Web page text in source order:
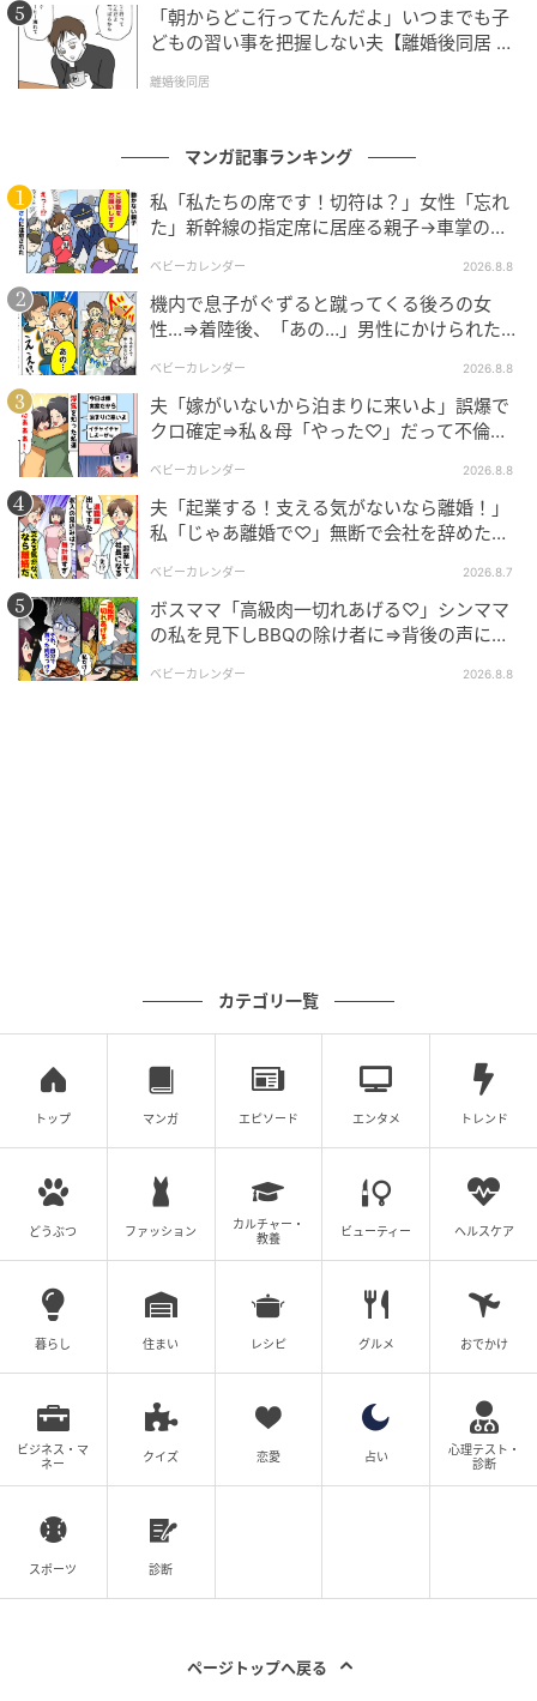
索、おでかけ情報、離乳食レシピまで。月間利用者1
000万人以上。
「朝からどこ行ってたんだよ」いつまでも子
どもの習い事を把握しない夫【離婚後同居 Vo
離婚後同居
マンガ記事ランキング
私「私たちの席です！切符は？」女性「忘れ
た」新幹線の指定席に居座る親子→車掌の注
ベビーカレンダー 2026.8.8
機内で息子がぐずると蹴ってくる後ろの女
性…⇒着陸後、「あの…」男性にかけられた驚
ベビーカレンダー 2026.8.8
夫「嫁がいないから泊まりに来いよ」誤爆で
クロ確定⇒私＆母「やった♡」だって不倫相
ベビーカレンダー 2026.8.8
夫「起業する！支える気がないなら離婚！」
私「じゃあ離婚で♡」無断で会社を辞めた元
ベビーカレンダー 2026.8.7
ボスママ「高級肉一切れあげる♡」シンママ
の私を見下しBBQの除け者に⇒背後の声に突
ベビーカレンダー 2026.8.8
カテゴリ一覧
トップ マンガ エピソード エンタメ トレンド
どうぶつ ファッション
カルチャー・
教養
ビューティー ヘルスケア
暮らし 住まい レシピ グルメ おでかけ
ビジネス・マ
ネー
クイズ 恋愛 占い
心理テスト・
診断
スポーツ 診断
ページトップへ戻る